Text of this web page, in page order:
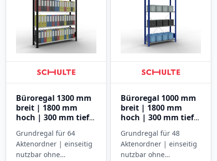
Büroregal 1300 mm
breit | 1800 mm
hoch | 300 mm tief |
Grundregal für 64
Aktenordner | einseitig
nutzbar ohne
Büroregal 1000 mm
breit | 1800 mm
hoch | 300 mm tief |
Grundregal für 48
Aktenordner | einseitig
nutzbar ohne